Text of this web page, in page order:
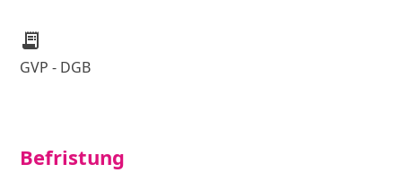
receipt_long
GVP - DGB
Befristung